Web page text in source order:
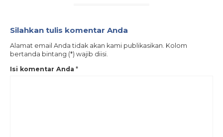
Silahkan tulis komentar Anda
Alamat email Anda tidak akan kami publikasikan. Kolom
bertanda bintang (*) wajib diisi.
Isi komentar Anda *